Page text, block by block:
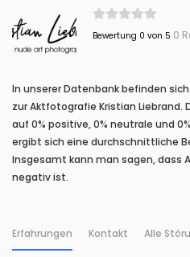
Bewertung 0 von 5 0
In unserer Datenbank befinden
zur Aktfotografie Kristian Liebrand.
auf 0% positive, 0% neutrale und
ergibt sich eine durchschnittliche
Insgesamt kann man sagen, dass
negativ ist.
Erfahrungen Kontakt Alle